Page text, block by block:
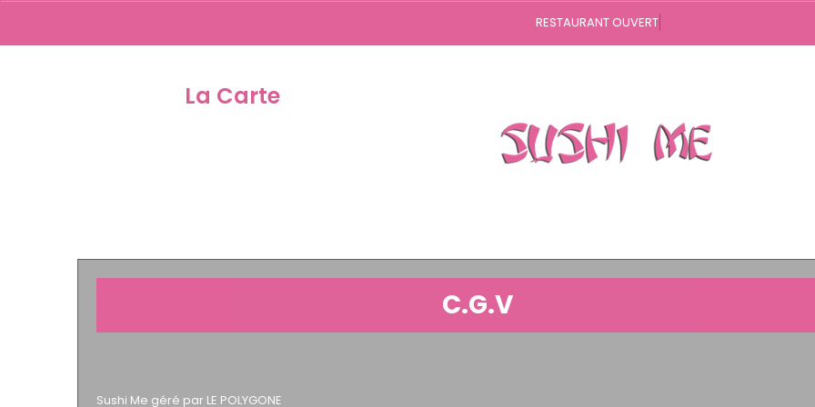
Vo
La Carte
C.G.V
Sushi Me géré par LE POLYGONE